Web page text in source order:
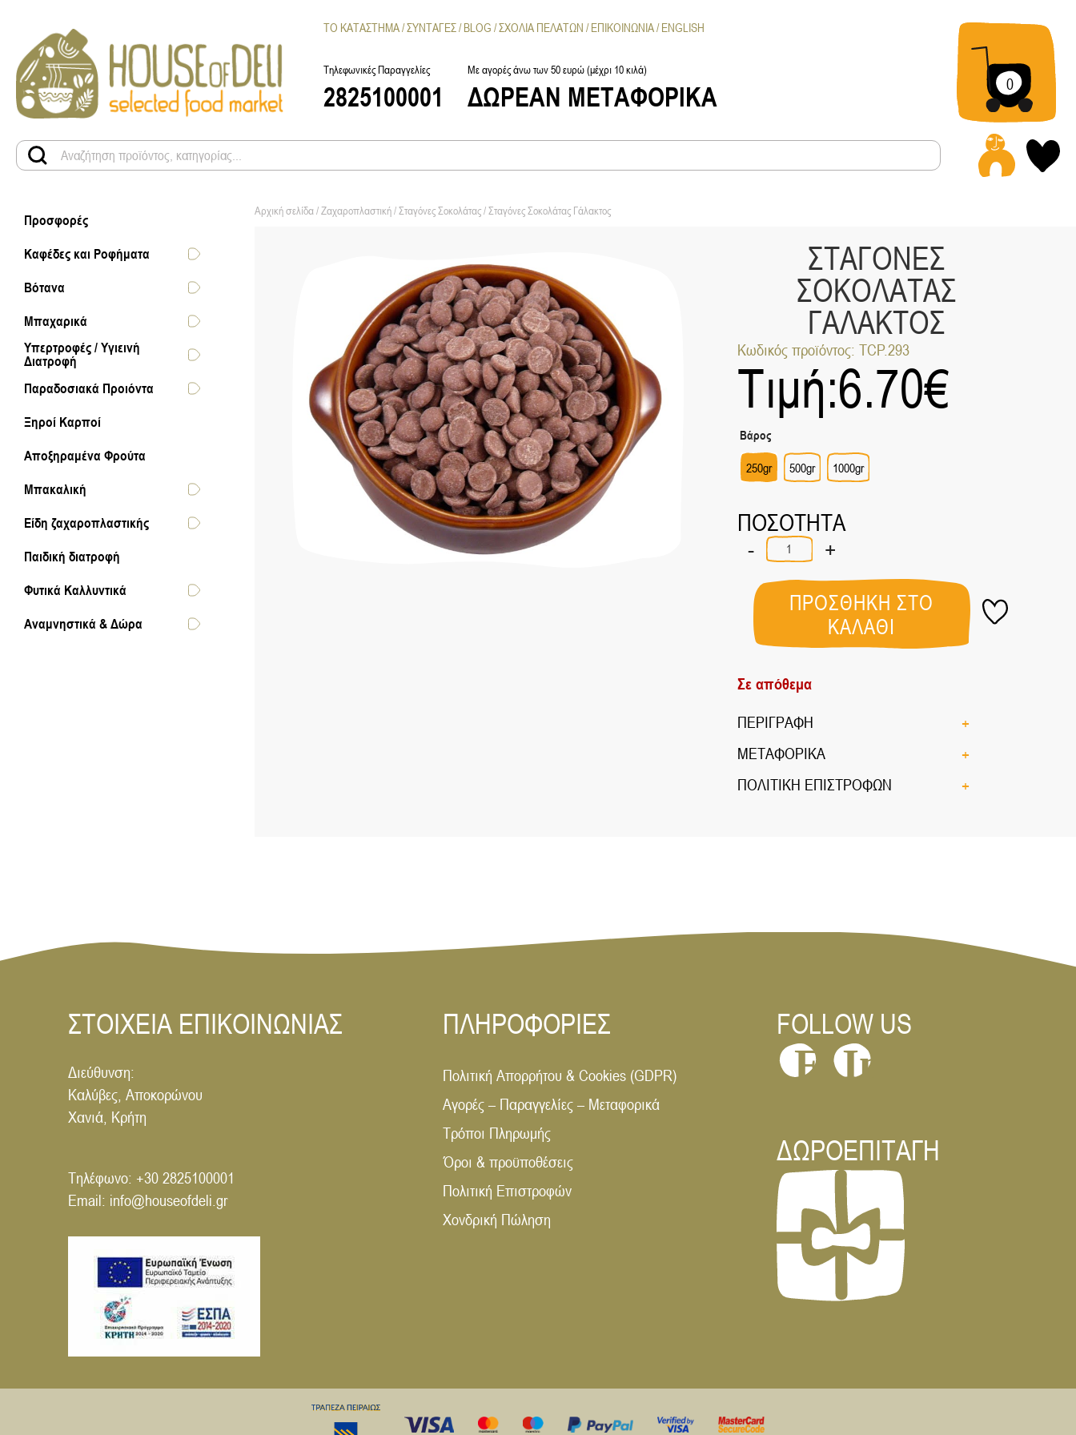
Τηλεφωνικές Παραγγελίες
2825100001
Με αγορές άνω των 50 ευρώ (μέχρι 10 κιλά)
ΔΩΡΕΑΝ ΜΕΤΑΦΟΡΙΚΑ
ΤΟ ΚΑΤΑΣΤΗΜΑ ΣΥΝΤΑΓΕΣ BLOG ΣΧΟΛΙΑ ΠΕΛΑΤΩΝ ΕΠΙΚΟΙΝΩΝΙΑ ENGLISH
0
Προσφορές
Καφέδες και Ροφήματα
Βότανα
Μπαχαρικά
Υπερτροφές / Υγιεινή
Διατροφή
Παραδοσιακά Προιόντα
Ξηροί Καρποί
Αποξηραμένα Φρούτα
Μπακαλική
Είδη ζαχαροπλαστικής
Παιδική διατροφή
Φυτικά Καλλυντικά
Αναμνηστικά & Δώρα
Αρχική σελίδα/Ζαχαροπλαστική/Σταγόνες Σοκολάτας/ Σταγόνες Σοκολάτας Γάλακτος
ΣΤΑΓΟΝΕΣ
ΣΟΚΟΛΑΤΑΣ
ΓΑΛΑΚΤΟΣ
Κωδικός προϊόντος: TCP.293
Τιμή:6.70€
Βάρος
250gr 500gr 1000gr
ΠΟΣΟΤΗΤΑ
-
Σταγόνες
Σοκολάτας
ποσότητα
+
ΠΡΟΣΘΗΚΗ ΣΤΟ
ΚΑΛΑΘΙ
Σε απόθεμα
ΠΕΡΙΓΡΑΦΗ
ΜΕΤΑΦΟΡΙΚΑ
ΠΟΛΙΤΙΚΗ ΕΠΙΣΤΡΟΦΩΝ
ΣΤΟΙΧΕΙΑ ΕΠΙΚΟΙΝΩΝΙΑΣ
Διεύθυνση:
Καλύβες, Αποκορώνου
Χανιά, Κρήτη
Τηλέφωνο: +30 2825100001
Email: info@houseofdeli.gr
ΠΛΗΡΟΦΟΡΙΕΣ
Πολιτική Απορρήτου & Cookies (GDPR)
Αγορές – Παραγγελίες – Μεταφορικά
Τρόποι Πληρωμής
Όροι & προϋποθέσεις
Πολιτική Επιστροφών
Χονδρική Πώληση
FOLLOW US
F In
ΔΩΡΟΕΠΙΤΑΓΗ